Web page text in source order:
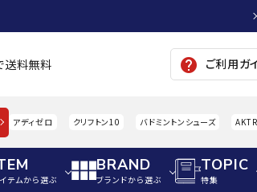
送料無料 help ご利用ガ
アディゼロ クリフトン10 バドミントンシューズ AKTR
テムから選ぶ
BRAND
ブランドから選ぶ
TOPIC
特集